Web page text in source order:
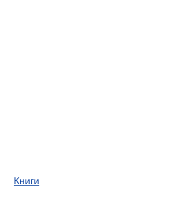
Книги